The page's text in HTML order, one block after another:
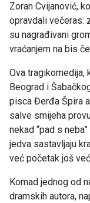
Zoran Cvijanović,
opravdali večeras:
su nagrađivani
vraćanjem na bis
Ova tragikomedija,
Beograd i
pisca Đerđa Špira
salve smijeha
nekad “pad s
jedva sastavljaju
već početak još
Komad jednog od
dramskih autora,